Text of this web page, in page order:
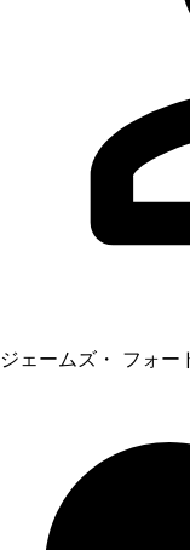
ジェームズ・ フォー